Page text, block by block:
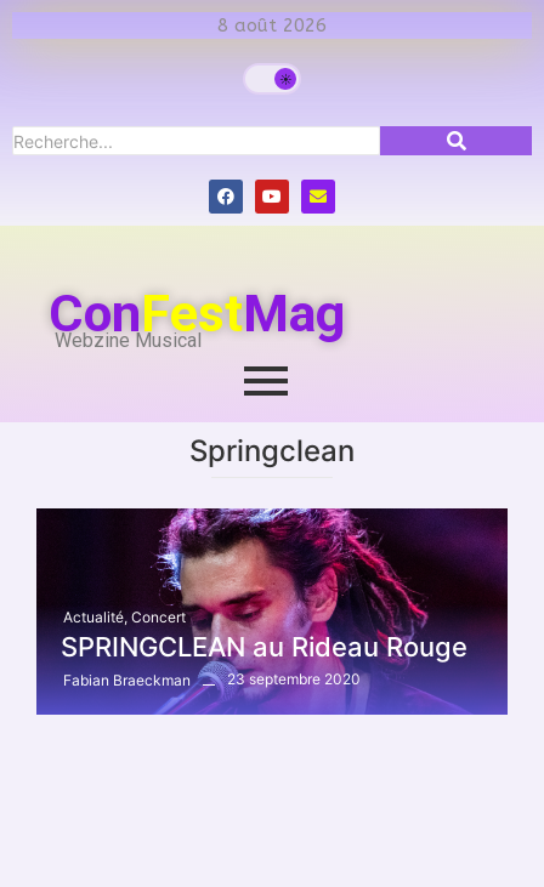
8 août 2026
ConFestMag
Webzine Musical
Springclean
Actualité, Concert
SPRINGCLEAN au Rideau Rouge
Fabian Braeckman 23 septembre 2020